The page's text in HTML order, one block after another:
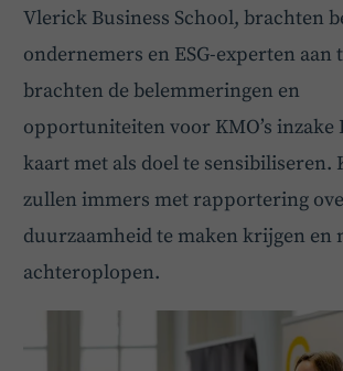
Vlerick Business School, brachten
ondernemers en ESG-experten aan
brachten de belemmeringen en
opportuniteiten voor KMO’s inzake
kaart met als doel te sensibiliseren.
zullen immers met rapportering
duurzaamheid te maken krijgen en
achteroplopen.